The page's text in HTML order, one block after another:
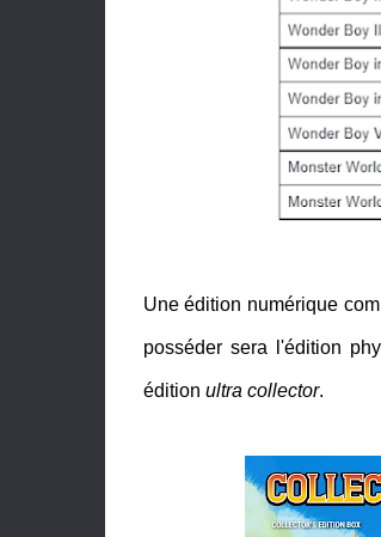
Une édition numérique
posséder sera l'édition
édition ultra collector.